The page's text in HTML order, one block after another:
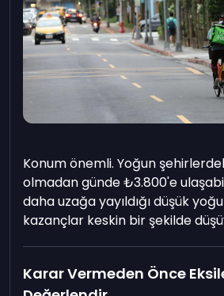
Konum önemli. Yoğun
olmadan günde ₺3.800'e
daha uzağa yayıldığı düşük
kazançlar keskin bir şekilde
Karar Vermeden Önce